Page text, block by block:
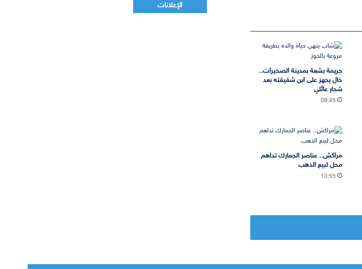
جريمة بشعة بمدينة الصخيرات..
خال يجهز على ابن شقيقته بعد
شجار عائلي
09:45
مراكش.. عناصر الجمارك تداهم
محل لبيع الذهب
13:55
الإعلانات